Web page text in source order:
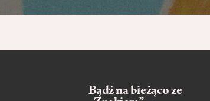
Bądź na bieżąco ze